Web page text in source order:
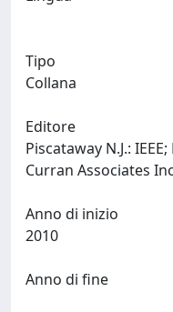
Tipo
Collana
Editore
Piscataway N.J.:
Anno di inizio
Anno di fine